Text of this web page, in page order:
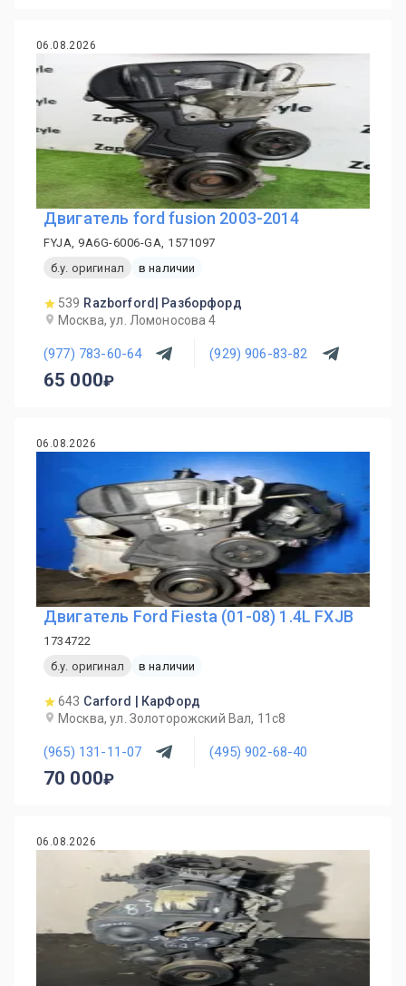
06.08.2026
Двигатель ford fusion 2003-2014
FYJA, 9A6G-6006-GA, 1571097
б.у. оригинал
в наличии
539 Razborford| Разборфорд
Москва, ул. Ломоносова 4
(977) 783-60-64 (929) 906-83-82
65 000
06.08.2026
Двигатель Ford Fiesta (01-08) 1.4L FXJB
1734722
б.у. оригинал
в наличии
643 Carford | КарФорд
Москва, ул. Золоторожский Вал, 11с8
(965) 131-11-07 (495) 902-68-40
70 000
06.08.2026